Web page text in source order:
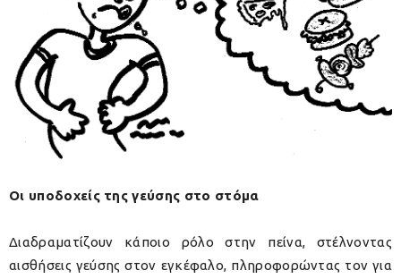
Οι υποδοχείς της γεύσης στο στόμα
Διαδραματίζουν κάποιο ρόλο στην πείνα, στέλνοντας
αισθήσεις γεύσης στον εγκέφαλο, πληροφορώντας τον για